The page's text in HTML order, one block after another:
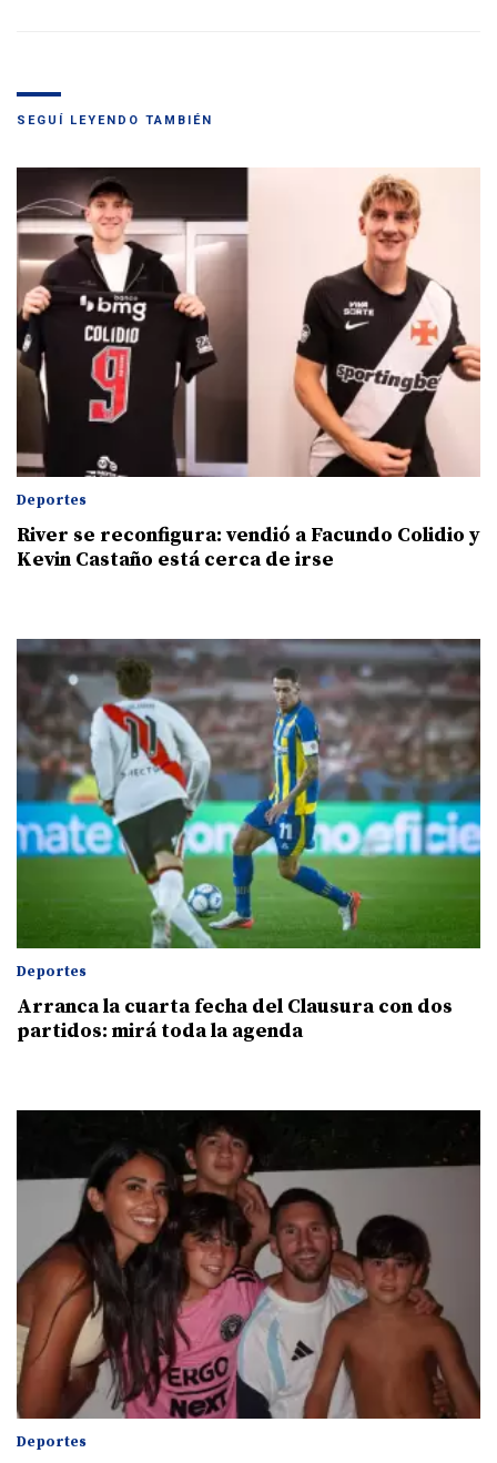
SEGUÍ LEYENDO TAMBIÉN
Deportes
River se reconfigura: vendió a Facundo Colidio y
Kevin Castaño está cerca de irse
Deportes
Arranca la cuarta fecha del Clausura con dos
partidos: mirá toda la agenda
Deportes